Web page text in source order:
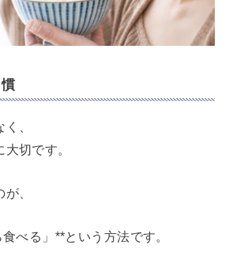
、
切です。
、
べる」**という方法です。